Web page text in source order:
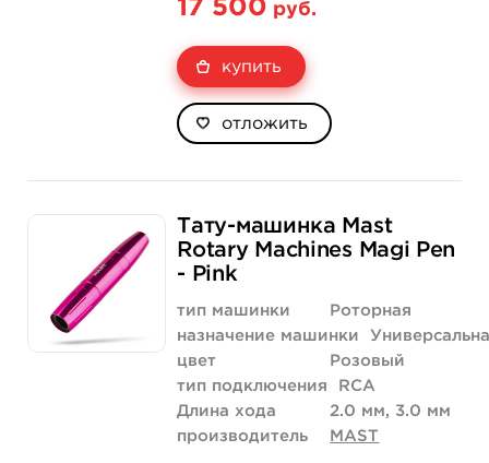
17 500 руб.
купить
отложить
Тату-машинка Mast
Rotary Machines Magi Pen
- Pink
тип машинки
Роторная
назначение машинки
цвет
Розовый
тип подключения
RCA
Длина хода
2.0 мм, 3.0 мм
производитель
MAST